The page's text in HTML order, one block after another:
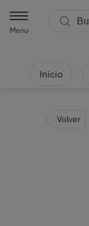
Menu
Inicio
Volver